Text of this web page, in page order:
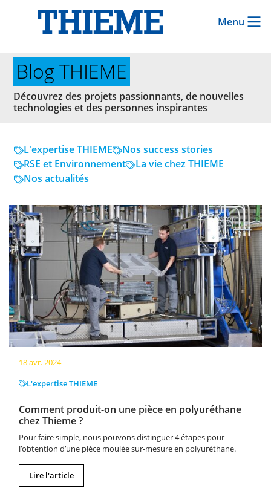
Menu
Blog THIEME
Découvrez des projets passionnants, de nouvelles
technologies et des personnes inspirantes
L'expertise THIEME
Nos success stories
RSE et Environnement
La vie chez THIEME
Nos actualités
Comment produit-on une pièce en polyuréthane
chez Thieme ?
18 avr. 2024
L'expertise THIEME
Pour faire simple, nous pouvons distinguer 4 étapes pour
l’obtention d’une pièce moulée sur-mesure en polyuréthane.
Lire l'article